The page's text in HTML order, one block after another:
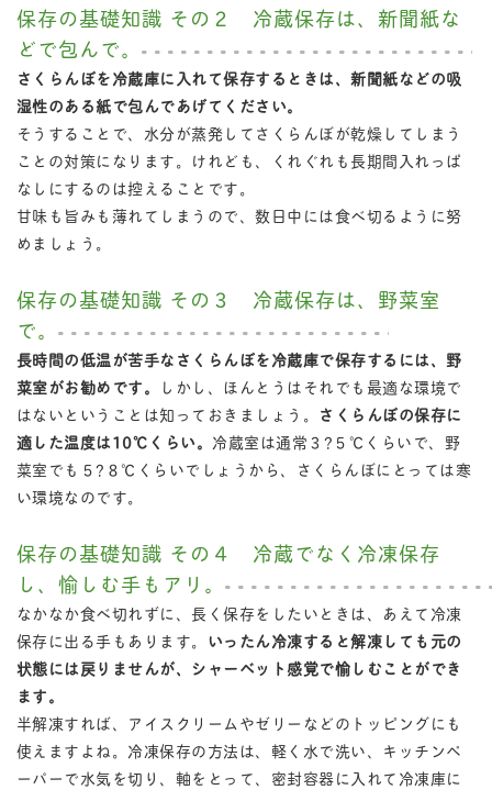
保存の基礎知識 その２ 冷蔵保存は、新聞紙な
どで包んで。
さくらんぼを冷蔵庫に入れて保存するときは、新聞紙などの吸
湿性のある紙で包んであげてください。
そうすることで、水分が蒸発してさくらんぼが乾燥してしまう
ことの対策になります。けれども、くれぐれも長期間入れっぱ
なしにするのは控えることです。
甘味も旨みも薄れてしまうので、数日中には食べ切るように努
めましょう。
保存の基礎知識 その３ 冷蔵保存は、野菜室
で。
長時間の低温が苦手なさくらんぼを冷蔵庫で保存するには、野
菜室がお勧めです。
しかし、ほんとうはそれでも最適な環境で
はないということは知っておきましょう。 さくらんぼの保存に
適した温度は10℃くらい。 冷蔵室は通常３?５℃くらいで、野
菜室でも５?８℃くらいでしょうから、さくらんぼにとっては寒
い環境なのです。
保存の基礎知識 その４ 冷蔵でなく冷凍保存
し、愉しむ手もアリ。
なかなか食べ切れずに、長く保存をしたいときは、あえて冷凍
保存に出る手もあります。 いったん冷凍すると解凍しても元の
状態には戻りませんが、シャーベット感覚で愉しむことができ
ます。
半解凍すれば、アイスクリームやゼリーなどのトッピングにも
使えますよね。冷凍保存の方法は、軽く水で洗い、キッチンペ
ーパーで水気を切り、軸をとって、密封容器に入れて冷凍庫に